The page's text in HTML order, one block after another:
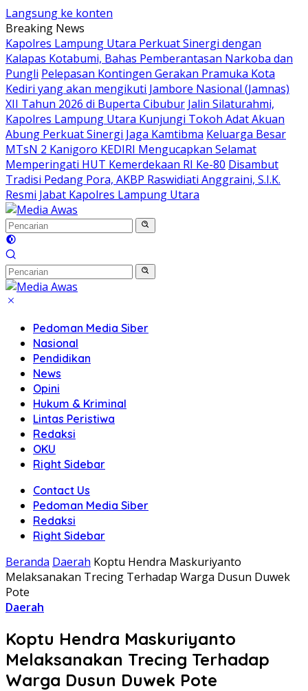
Langsung ke konten
Breaking News
Kapolres Lampung Utara Perkuat Sinergi dengan
Kalapas Kotabumi, Bahas Pemberantasan Narkoba dan
Pungli Pelepasan Kontingen Gerakan Pramuka Kota
Kediri yang akan mengikuti Jambore Nasional (Jamnas)
XII Tahun 2026 di Buperta Cibubur Jalin Silaturahmi,
Kapolres Lampung Utara Kunjungi Tokoh Adat Akuan
Abung Perkuat Sinergi Jaga Kamtibma Keluarga Besar
MTsN 2 Kanigoro KEDIRI Mengucapkan Selamat
Memperingati HUT Kemerdekaan RI Ke-80 Disambut
Tradisi Pedang Pora, AKBP Raswidiati Anggraini, S.I.K.
Resmi Jabat Kapolres Lampung Utara
Pedoman Media Siber
Nasional
Pendidikan
News
Opini
Hukum & Kriminal
Lintas Peristiwa
Redaksi
OKU
Right Sidebar
Contact Us
Pedoman Media Siber
Redaksi
Right Sidebar
Beranda Daerah Koptu Hendra Maskuriyanto
Melaksanakan Trecing Terhadap Warga Dusun Duwek
Pote
Daerah
Koptu Hendra Maskuriyanto
Melaksanakan Trecing Terhadap
Warga Dusun Duwek Pote